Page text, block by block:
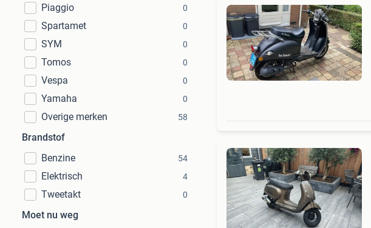
Piaggio 0
Spartamet 0
SYM 0
Tomos 0
Vespa 0
Yamaha 0
Overige merken 58
Brandstof
Benzine
54
Elektrisch 4
Tweetakt 0
Moet nu weg